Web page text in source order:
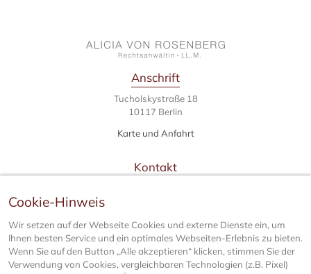
Anschrift
Tucholskystraße 18
10117 Berlin
Karte und Anfahrt
Kontakt
kontakt@scheidung.berlin
Bürozeiten
Cookie-Hinweis
Wir setzen auf der Webseite Cookies und externe Dienste ein, um
Ihnen besten Service und ein optimales Webseiten-Erlebnis zu bieten.
Wenn Sie auf den Button „Alle akzeptieren“ klicken, stimmen Sie der
Verwendung von Cookies, vergleichbaren Technologien (z.B. Pixel)